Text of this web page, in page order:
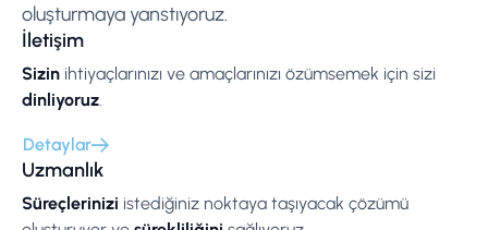
oluşturmaya yanstıyoruz.
İletişim
Sizin ihtiyaçlarınızı ve amaçlarınızı özümsemek için sizi
dinliyoruz
Detaylar
Uzmanlık
Süreçlerinizi istediğiniz noktaya taşıyacak çözümü